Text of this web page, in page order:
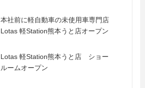
本社前に軽自動車の未使用車専門店
Lotas 軽Station熊本うと店オープン
Lotas 軽Station熊本うと店 ショー
ルームオープン